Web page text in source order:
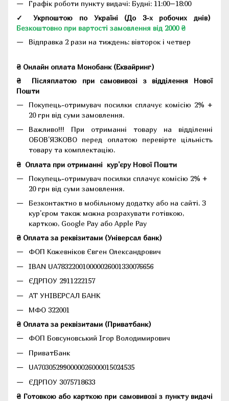
Графік роботи пункту видачі: Будні: 11:00–18:00
✓ Укрпоштою по Україні (До 3-х робочих днів)
Безкоштовно при вартості замовлення від 2000 ₴
Відправка 2 рази на тиждень: вівторок і четвер
₴ Онлайн оплата Монобанк (Еквайринг)
₴
Післяплатою при самовивозі з відділення Нової
Пошти
Покупець-отримувач посилки сплачує комісію 2% +
20 грн від суми замовлення.
Важливо!!! При отриманні товару на відділенні
ОБОВ'ЯЗКОВО перед оплатою перевірте цільність
товару та комплектацію.
₴ Оплата при отриманні кур'єру Нової Пошти
Покупець-отримувач посилки сплачує комісію 2% +
20 грн від суми замовлення.
Безконтактно в мобільному додатку або на сайті. З
кур'єром також можна розрахувати готівкою,
карткою, Google Pay або Apple Pay
₴ Оплата за реквізитами (Універсал банк)
ФОП Кожевніков Євген Олександрович
IBAN UA783220010000026001330076656
ЄДРПОУ 2911222157
АТ УНІВЕРСАЛ БАНК
МФО 322001
₴ Оплата за реквізитами (Приватбанк)
ФОП Бовсуновський Ігор Володимирович
ПриватБанк
UA703052990000026000015024535
ЄДРПОУ 3075718633
₴ Готовкою або карткою при самовивозі з пункту видачі